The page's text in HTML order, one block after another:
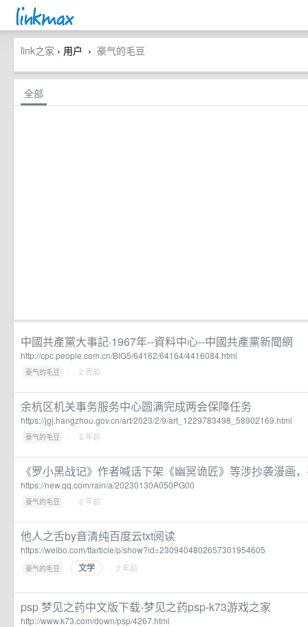
link之家 › 用户 › 豪气的毛豆
全部
中國共產黨大事記·1967年--資料中心--中國共產黨新聞網
http://cpc.people.com.cn/BIG5/64162/64164/4416084.html
豪气的毛豆 · · 2 周前
余杭区机关事务服务中心圆满完成两会保障任务
https://jgj.hangzhou.gov.cn/art/2023/2/9/art_1229783498_58902169.html
豪气的毛豆 · · 2 年前
《罗小黑战记》作者喊话下架《幽冥诡匠》等涉抄袭漫画
https://new.qq.com/rain/a/20230130A050PG00
豪气的毛豆 · · 2 年前
他人之舌by音清纯百度云txt阅读
https://weibo.com/ttarticle/p/show?id=2309404802657301954605
豪气的毛豆 · 文学 · 2 年前
psp 梦见之药中文版下载-梦见之药psp-k73游戏之家
http://www.k73.com/down/psp/4267.html